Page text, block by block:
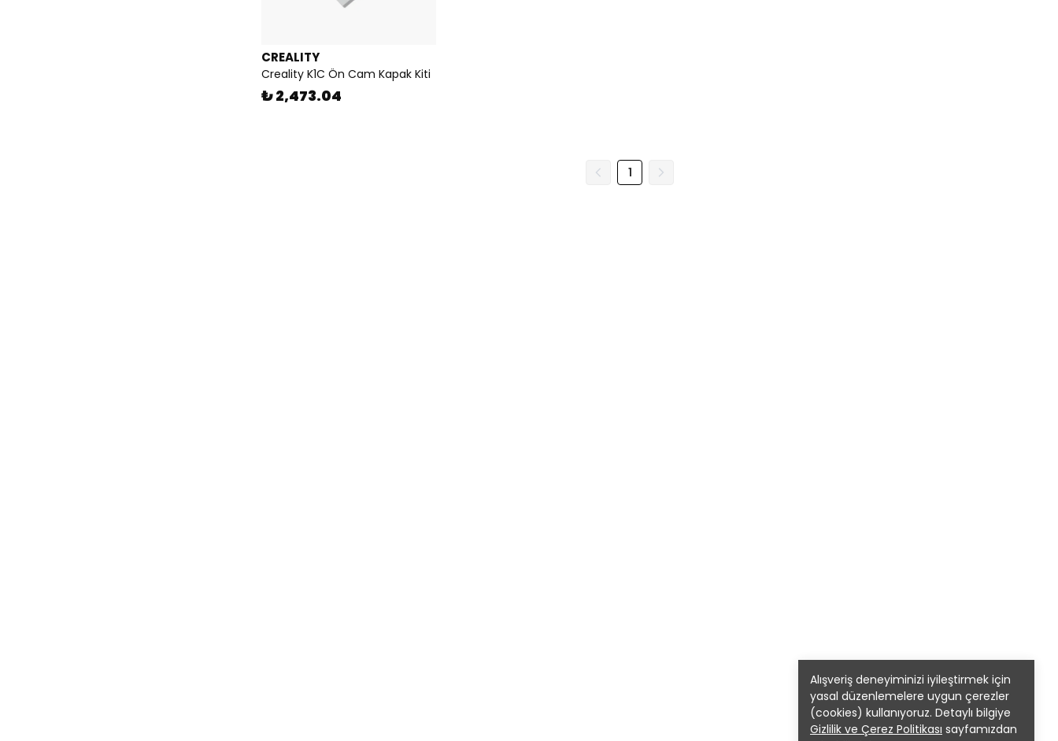
Alışveriş deneyiminizi iyileştirmek için
yasal düzenlemelere uygun çerezler
(cookies) kullanıyoruz. Detaylı bilgiye
Gizlilik ve Çerez Politikası sayfamızdan
CREALITY
Creality K1C Ön Cam Kapak Kiti
₺ 2,473.04
1